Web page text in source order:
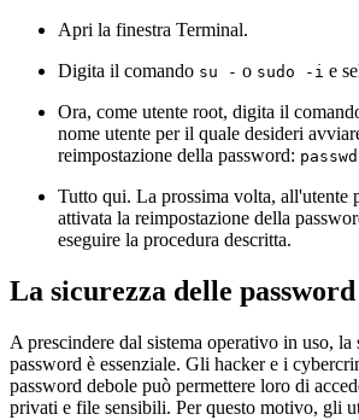
Apri la finestra Terminal.
Digita il comando su - o sudo -i e
Ora, come utente root, digita il
nome utente per il quale desideri
reimpostazione della password:
Tutto qui. La prossima volta, all'utente
attivata la reimpostazione della
eseguire la procedura descritta.
La sicurezza delle password
A prescindere dal sistema operativo in uso, la
password è essenziale. Gli hacker e i
password debole può permettere loro di
privati e file sensibili. Per questo motivo, gli